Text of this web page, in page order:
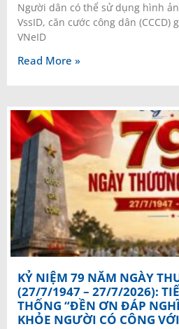
Người dân có thể sử dụng hình
VssID, căn cước công dân
VNeID
Read More »
KỶ NIỆM 79 NĂM NGÀY
(27/7/1947 – 27/7/2026):
THỐNG “ĐỀN ƠN ĐÁP
KHỎE NGƯỜI CÓ CÔNG